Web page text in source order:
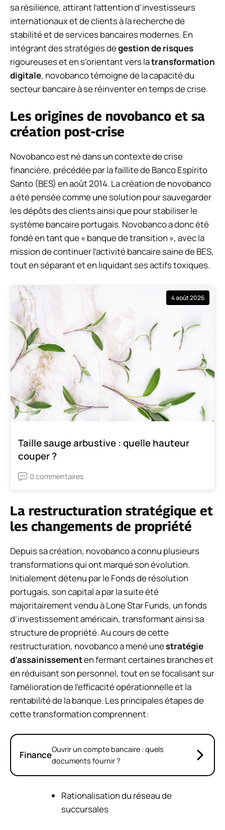
sa résilience, attirant l’attention d’investisseurs
internationaux et de clients à la recherche de
stabilité et de services bancaires modernes. En
intégrant des stratégies degestion de risques
rigoureuses et en s’orientant vers latransformation
digitale, novobanco témoigne de la capacité du
secteur bancaire à se réinventer en temps de crise.
Les origines de novobanco et sa
création post-crise
Novobanco est né dans un contexte de crise
financière, précédée par la faillite de Banco Espírito
Santo (BES) en août 2014. La création de novobanco
a été pensée comme une solution pour sauvegarder
les dépôts des clients ainsi que pour stabiliser le
système bancaire portugais. Novobanco a donc été
fondé en tant que « banque de transition », avec la
mission de continuer l’activité bancaire saine de BES,
tout en séparant et en liquidant ses actifs toxiques.
4 août 2026
Taille sauge arbustive : quelle hauteur
couper ?
0 commentaires
La restructuration stratégique et
les changements de propriété
Depuis sa création, novobanco a connu plusieurs
transformations qui ont marqué son évolution.
Initialement détenu par le Fonds de résolution
portugais, son capital a par la suite été
majoritairement vendu à Lone Star Funds, un fonds
d’investissement américain, transformant ainsi sa
structure de propriété. Au cours de cette
restructuration, novobanco a mené unestratégie
d’assainissementen fermant certaines branches et
en réduisant son personnel, tout en se focalisant sur
l’amélioration de l’efficacité opérationnelle et la
rentabilité de la banque. Les principales étapes de
cette transformation comprennent:
FinanceOuvrir un compte bancaire : quels
documents fournir ?
Rationalisation du réseau de
succursales